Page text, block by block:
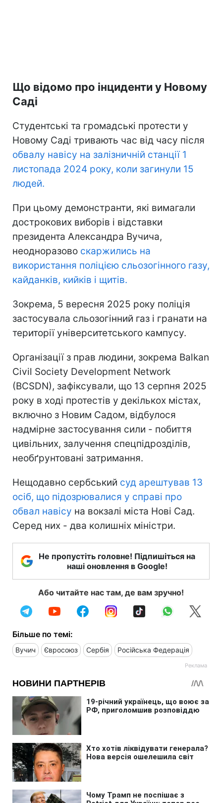
Що відомо про інциденти у Новому
Саді
Студентські та громадські протести у
Новому Саді тривають час від часу після
обвалу навісу на залізничній станції 1
листопада 2024 року, коли загинули 15
людей.
При цьому демонстранти, які вимагали
дострокових виборів і відставки
президента Александра Вучича,
неодноразово скаржились на
використання поліцією сльозогінного газу,
кайданків, кийків і щитів.
Зокрема, 5 вересня 2025 року поліція
застосувала сльозогінний газ і гранати на
території університетського кампусу.
Організації з прав людини, зокрема Balkan
Civil Society Development Network
(BCSDN), зафіксували, що 13 серпня 2025
року в ході протестів у декількох містах,
включно з Новим Садом, відбулося
надмірне застосування сили - побиття
цивільних, залучення спецпідрозділів,
необґрунтовані затримання.
Нещодавно сербський суд арештував 13
осіб, що підозрювалися у справі про
обвал навісу на вокзалі міста Нові Сад.
Серед них - два колишніх міністри.
Не пропустіть головне! Підпишіться на
наші оновлення в Google!
Або читайте нас там, де вам зручно!
Більше по темі:
Вучич Євросоюз Сербія Російська Федерація